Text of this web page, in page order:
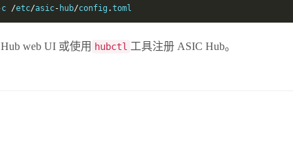
c /etc/asic- hub/config .toml
web UI 或使用 hubctl 工具注册 ASIC Hub。